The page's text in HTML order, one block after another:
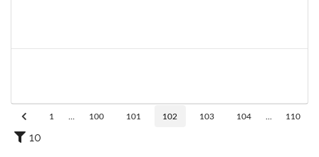
1 100 101 102 103 104 110
10